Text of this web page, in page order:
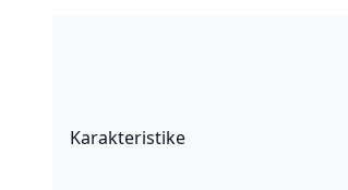
Karakteristike